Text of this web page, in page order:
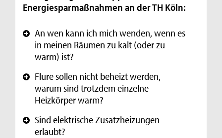
Energiesparmaßnahmen an der TH Köln:
+ An wen kann ich mich wenden, wenn es
in meinen Räumen zu kalt (oder zu
warm) ist?
+ Flure sollen nicht beheizt werden,
warum sind trotzdem einzelne
Heizkörper warm?
+ Sind elektrische Zusatzheizungen
erlaubt?